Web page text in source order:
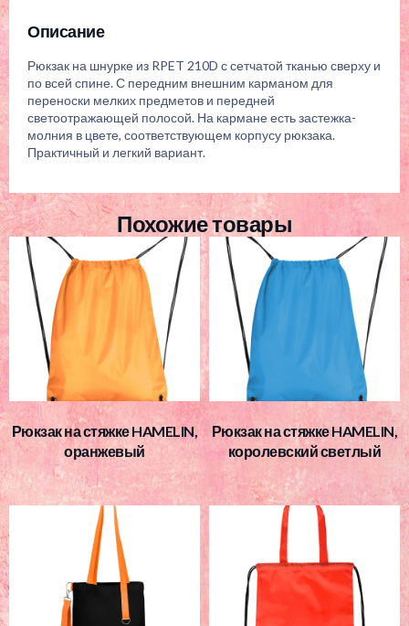
Описание
Рюкзак на шнурке из RPET 210D с сетчатой тканью сверху и
по всей спине. С передним внешним карманом для
переноски мелких предметов и передней
светоотражающей полосой. На кармане есть застежка-
молния в цвете, соответствующем корпусу рюкзака.
Практичный и легкий вариант.
Похожие товары
Рюкзак на стяжке HAMELIN,
оранжевый
Рюкзак на стяжке HAMELIN,
королевский светлый